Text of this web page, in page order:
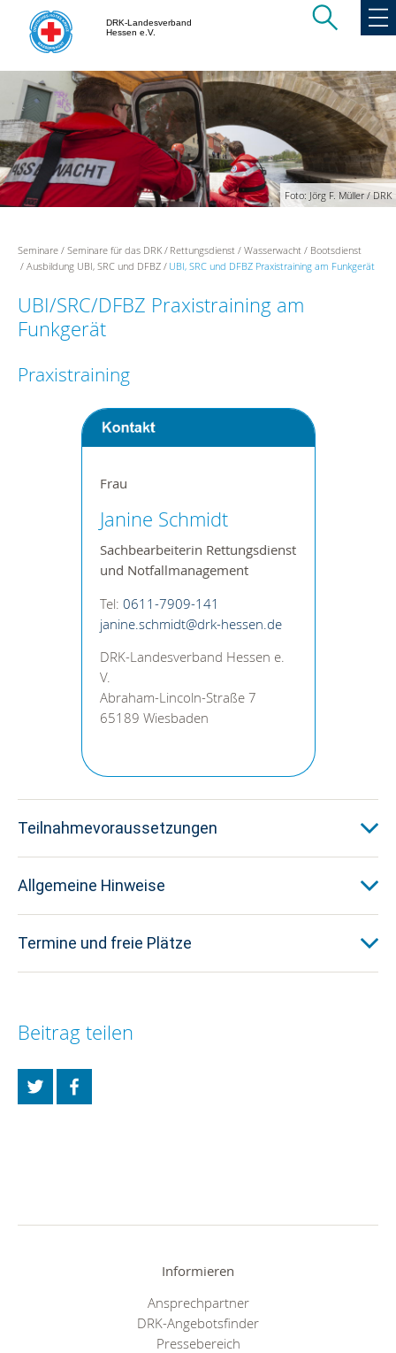
DRK-Landesverband
Hessen e.V.
Foto: Jörg F. Müller / DRK
Seminare Seminare für das DRK Rettungsdienst Wasserwacht
Bootsdienst
Ausbildung UBI, SRC und DFBZ
UBI, SRC und DFBZ Praxistraining am Funkgerät
UBI/SRC/DFBZ Praxistraining am
Funkgerät
Praxistraining
Frau
Janine Schmidt
Sachbearbeiterin Rettungsdienst
und Notfallmanagement
Tel: 0611-7909-141
janine.schmidt@drk-hessen.de
DRK-Landesverband Hessen e.
V.
Abraham-Lincoln-Straße 7
65189 Wiesbaden
Teilnahmevoraussetzungen
Allgemeine Hinweise
Termine und freie Plätze
Beitrag teilen
Informieren
Ansprechpartner
DRK-Angebotsfinder
Pressebereich